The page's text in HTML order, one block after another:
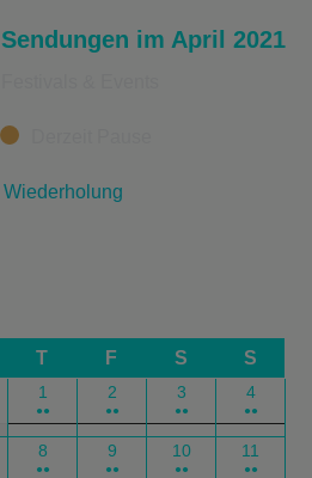
Sendungen im April 2021
Wiederholung
T F S S
1
●●
2
●●
3
●●
4
●●
8
●●
9
●●
10
●●
11
●●